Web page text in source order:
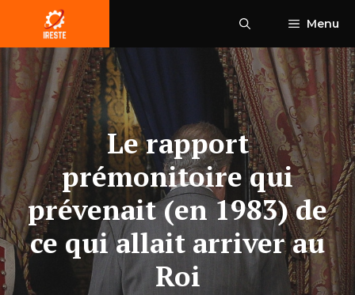
contenu
Menu
Le rapport
prémonitoire qui
prévenait (en 1983) de
ce qui allait arriver au
Roi